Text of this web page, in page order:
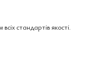
стандартів якості.